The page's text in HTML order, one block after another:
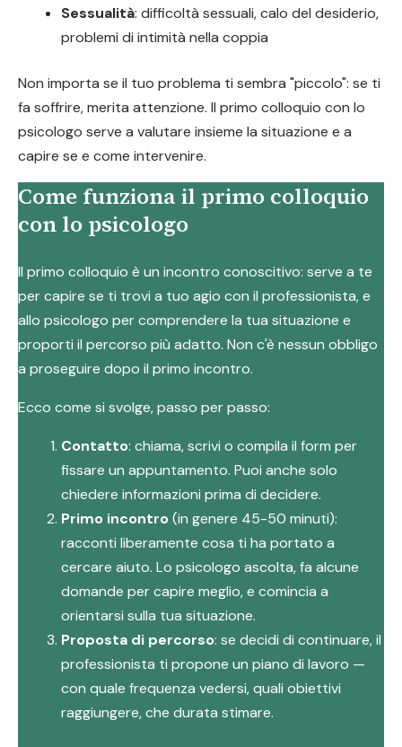
Sessualità: difficoltà sessuali, calo del desiderio,
problemi di intimità nella coppia
Non importa se il tuo problema ti sembra "piccolo": se ti
fa soffrire, merita attenzione. Il primo colloquio con lo
psicologo serve a valutare insieme la situazione e a
capire se e come intervenire.
Come funziona il primo colloquio
con lo psicologo
Il primo colloquio è un incontro conoscitivo: serve a te
per capire se ti trovi a tuo agio con il professionista, e
allo psicologo per comprendere la tua situazione e
proporti il percorso più adatto. Non c'è nessun obbligo
a proseguire dopo il primo incontro.
Ecco come si svolge, passo per passo:
Contatto: chiama, scrivi o compila il form per
fissare un appuntamento. Puoi anche solo
chiedere informazioni prima di decidere.
Primo incontro(in genere 45-50 minuti):
racconti liberamente cosa ti ha portato a
cercare aiuto. Lo psicologo ascolta, fa alcune
domande per capire meglio, e comincia a
orientarsi sulla tua situazione.
Proposta di percorso: se decidi di continuare, il
professionista ti propone un piano di lavoro —
con quale frequenza vedersi, quali obiettivi
raggiungere, che durata stimare.